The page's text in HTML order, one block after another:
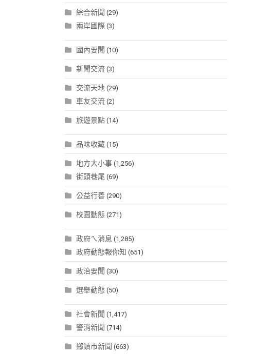
綜合新聞 (29)
兩岸國際 (3)
國內要聞 (10)
新聞交流 (3)
交流天地 (29)
車友交流 (2)
旅遊景點 (14)
品味收藏 (15)
地方大小事 (1,256)
街頭巷尾 (69)
公益行善 (290)
校園動態 (271)
政府ㄟ消息 (1,285)
政府動態報你知 (651)
政治要聞 (30)
選舉動態 (50)
社會新聞 (1,417)
警消新聞 (714)
鄉鎮市新聞 (663)